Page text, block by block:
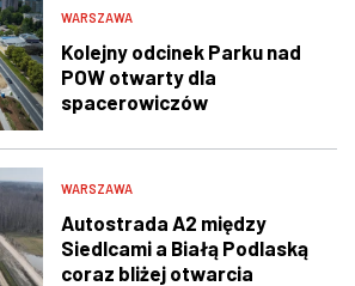
WARSZAWA
Kolejny odcinek Parku nad
POW otwarty dla
spacerowiczów
WARSZAWA
Autostrada A2 między
Siedlcami a Białą Podlaską
coraz bliżej otwarcia